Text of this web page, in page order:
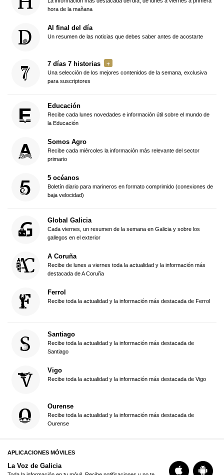
hora de la mañana
Al final del día
Un resumen de las noticias que debes saber antes de acostarte
7 días 7 historias
Una selección de los mejores contenidos de la semana, exclusiva
para suscriptores
Educación
Recibe cada lunes novedades e información útil sobre el mundo de
la Educación
Somos Agro
Recibe cada miércoles la información más relevante del sector
primario
5 océanos
Boletín diario para marineros en formato comprimido (conexiones de
baja velocidad)
Global Galicia
Cada viernes, un resumen de la semana en Galicia y sobre los
gallegos en el exterior
A Coruña
Recibe de lunes a viernes toda la actualidad y la información más
destacada de A Coruña
Ferrol
Recibe toda la actualidad y la información más destacada de Ferrol
Santiago
Recibe toda la actualidad y la información más destacada de
Santiago
Vigo
Recibe toda la actualidad y la información más destacada de Vigo
Ourense
Recibe toda la actualidad y la información más destacada de
Ourense
APLICACIONES MÓVILES
La Voz de Galicia